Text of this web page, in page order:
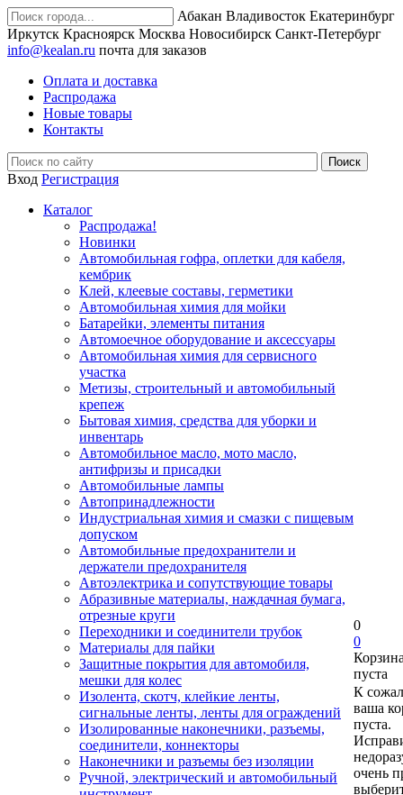
Абакан Владивосток Екатеринбург
Иркутск Красноярск Москва Новосибирск Санкт-Петербург
info@kealan.ru почта для заказов
Оплата и доставка
Распродажа
Новые товары
Контакты
Вход Регистрация
Каталог
Распродажа!
Новинки
Автомобильная гофра, оплетки для кабеля,
кембрик
Клей, клеевые составы, герметики
Автомобильная химия для мойки
Батарейки, элементы питания
Автомоечное оборудование и аксессуары
Автомобильная химия для сервисного
участка
Метизы, строительный и автомобильный
крепеж
Бытовая химия, средства для уборки и
инвентарь
Автомобильное масло, мото масло,
антифризы и присадки
Автомобильные лампы
Автопринадлежности
Индустриальная химия и смазки с пищевым
допуском
Автомобильные предохранители и
держатели предохранителя
Автоэлектрика и сопутствующие товары
Абразивные материалы, наждачная бумага,
отрезные круги
Переходники и соединители трубок
Материалы для пайки
Защитные покрытия для автомобиля,
мешки для колес
Изолента, скотч, клейкие ленты,
сигнальные ленты, ленты для ограждений
Изолированные наконечники, разъемы,
соединители, коннекторы
Наконечники и разъемы без изоляции
Ручной, электрический и автомобильный
0
0
пуста
К
ваша
пуста.
очень